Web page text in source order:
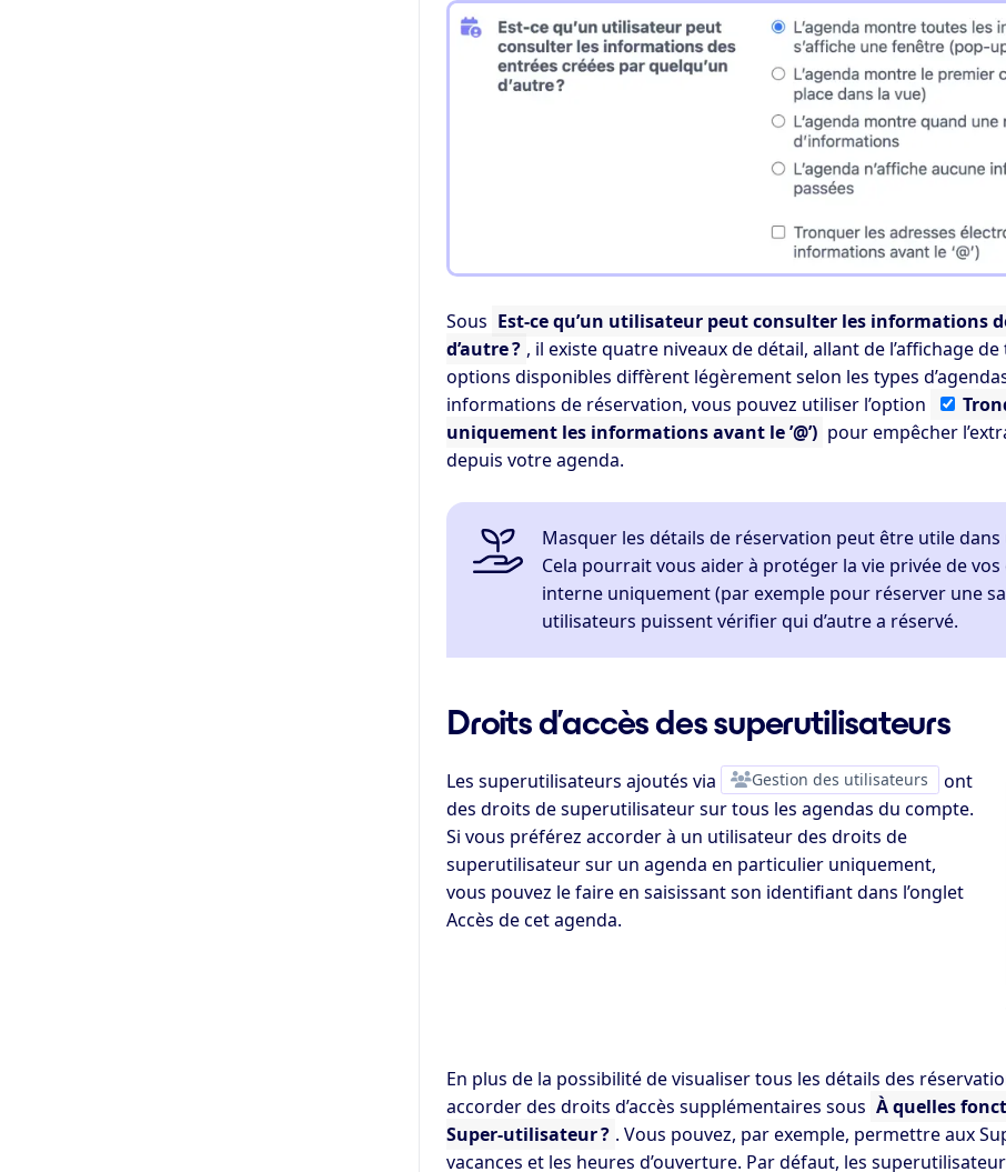
Sous Est-ce qu’un utilisateur peut consulter les informations
d’autre ? , il existe quatre niveaux de détail, allant de l’affichage
options disponibles diffèrent légèrement selon les types
informations de réservation, vous pouvez utiliser l’option
uniquement les informations avant le ’@’) pour empêcher
depuis votre agenda.
Masquer les détails de réservation peut être utile
Cela pourrait vous aider à protéger la vie privée de
interne uniquement (par exemple pour réserver une
utilisateurs puissent vérifier qui d’autre a réservé.
Droits d’accès des superutilisateurs
Les superutilisateurs ajoutés via Gestion des utilisateurs
ont
des droits de superutilisateur sur tous les agendas du compte.
Si vous préférez accorder à un utilisateur des droits de
superutilisateur sur un agenda en particulier uniquement,
vous pouvez le faire en saisissant son identifiant dans l’onglet
Accès de cet agenda.
En plus de la possibilité de visualiser tous les détails des
accorder des droits d’accès supplémentaires sous À quelles
Super-utilisateur ? . Vous pouvez, par exemple, permettre aux
vacances et les heures d’ouverture. Par défaut, les